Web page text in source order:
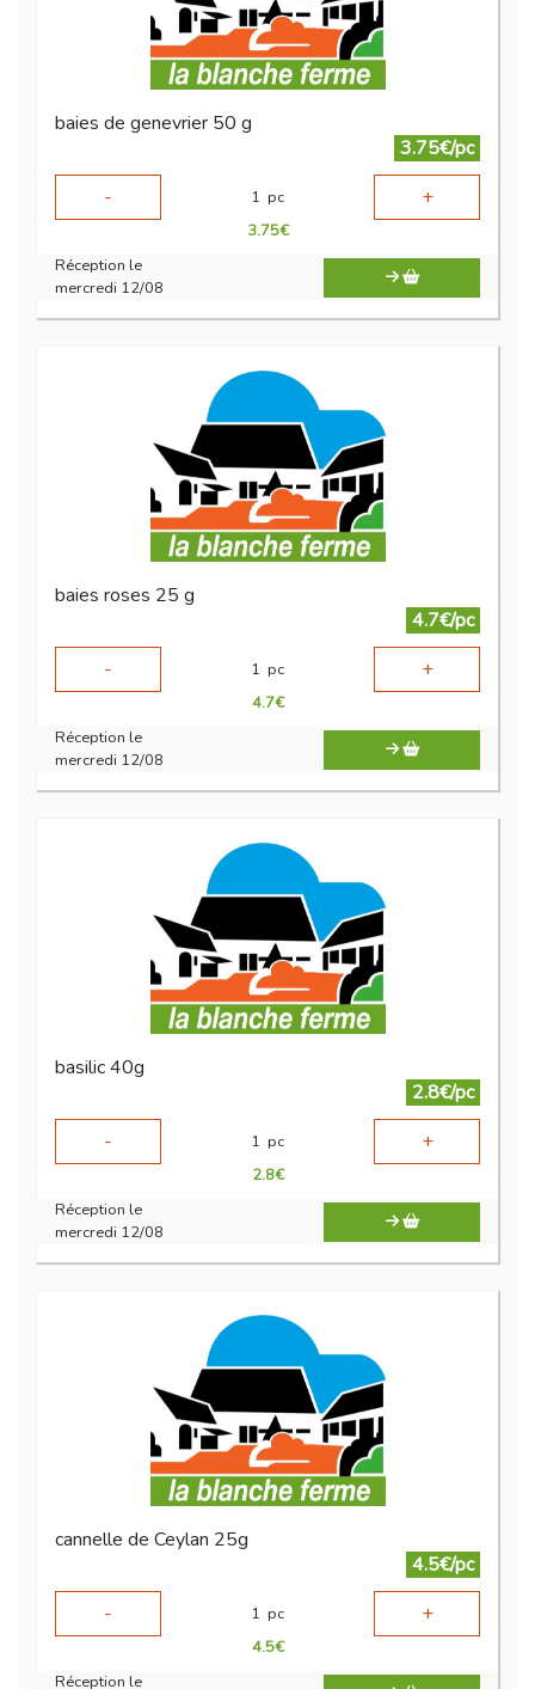
baies de genevrier 50 g
3.75€/pc
-
1 pc +
3.75€
Réception le
mercredi 12/08
baies roses 25 g
4.7€/pc
-
1 pc +
4.7€
Réception le
mercredi 12/08
basilic 40g
2.8€/pc
-
1 pc +
2.8€
Réception le
mercredi 12/08
cannelle de Ceylan 25g
4.5€/pc
-
1 pc +
4.5€
Réception le